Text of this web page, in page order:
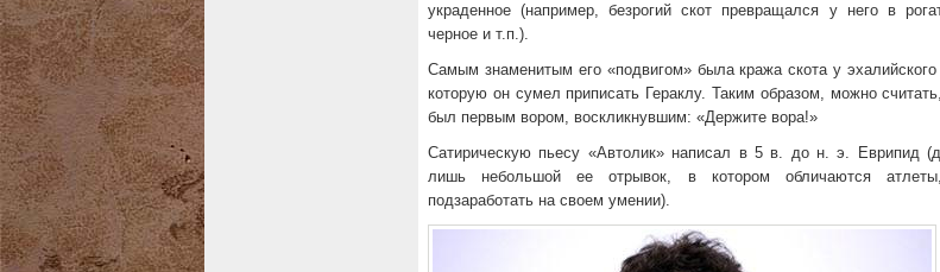
украденное (например, безрогий скот превращался у него в
черное и т.п.).
Самым знаменитым его «подвигом» была кража скота у
которую он сумел приписать Гераклу. Таким образом, можно
был первым вором, воскликнувшим: «Держите вора!»
Сатирическую пьесу «Автолик» написал в 5 в. до н. э. Еврипид
лишь небольшой ее отрывок, в котором обличаются
подзаработать на своем умении).